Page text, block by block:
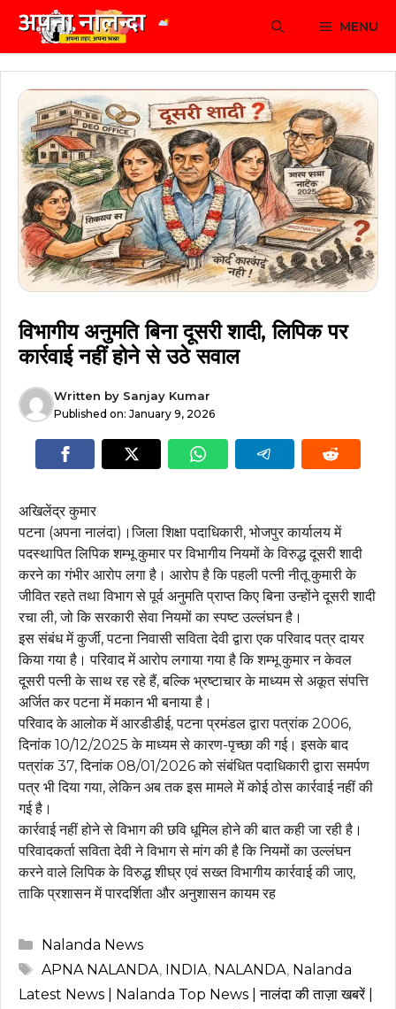
content
MENU
विभागीय अनुमति बिना दूसरी शादी, लिपिक पर
कार्रवाई नहीं होने से उठे सवाल
Written by Sanjay Kumar
Published on: January 9, 2026
अखिलेंद्र कुमार
पटना (अपना नालंदा)।जिला शिक्षा पदाधिकारी, भोजपुर कार्यालय में
पदस्थापित लिपिक शम्भू कुमार पर विभागीय नियमों के विरुद्ध दूसरी शादी
करने का गंभीर आरोप लगा है। आरोप है कि पहली पत्नी नीतू कुमारी के
जीवित रहते तथा विभाग से पूर्व अनुमति प्राप्त किए बिना उन्होंने दूसरी शादी
रचा ली, जो कि सरकारी सेवा नियमों का स्पष्ट उल्लंघन है।
इस संबंध में कुर्जी, पटना निवासी सविता देवी द्वारा एक परिवाद पत्र दायर
किया गया है। परिवाद में आरोप लगाया गया है कि शम्भू कुमार न केवल
दूसरी पत्नी के साथ रह रहे हैं, बल्कि भ्रष्टाचार के माध्यम से अकूत संपत्ति
अर्जित कर पटना में मकान भी बनाया है।
परिवाद के आलोक में आरडीडीई, पटना प्रमंडल द्वारा पत्रांक 2006,
दिनांक 10/12/2025 के माध्यम से कारण-पृच्छा की गई। इसके बाद
पत्रांक 37, दिनांक 08/01/2026 को संबंधित पदाधिकारी द्वारा समर्पण
पत्र भी दिया गया, लेकिन अब तक इस मामले में कोई ठोस कार्रवाई नहीं की
गई है।
कार्रवाई नहीं होने से विभाग की छवि धूमिल होने की बात कही जा रही है।
परिवादकर्ता सविता देवी ने विभाग से मांग की है कि नियमों का उल्लंघन
करने वाले लिपिक के विरुद्ध शीघ्र एवं सख्त विभागीय कार्रवाई की जाए,
ताकि प्रशासन में पारदर्शिता और अनुशासन कायम रह
Categories
Nalanda News
Tags
APNA NALANDA, INDIA, NALANDA, Nalanda
Latest News | Nalanda Top News | नालंदा की ताज़ा खबरें |